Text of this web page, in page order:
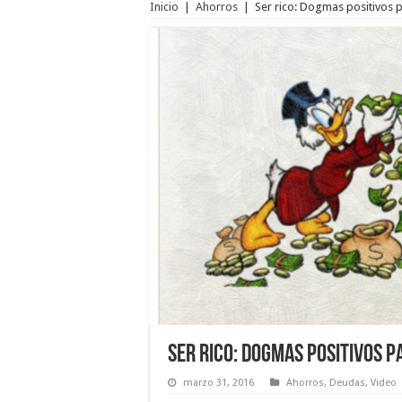
Inicio Ahorros Ser rico: Dogmas positivos
Ser rico: Dogmas positivos
marzo 31, 2016 Ahorros, Deudas, Video